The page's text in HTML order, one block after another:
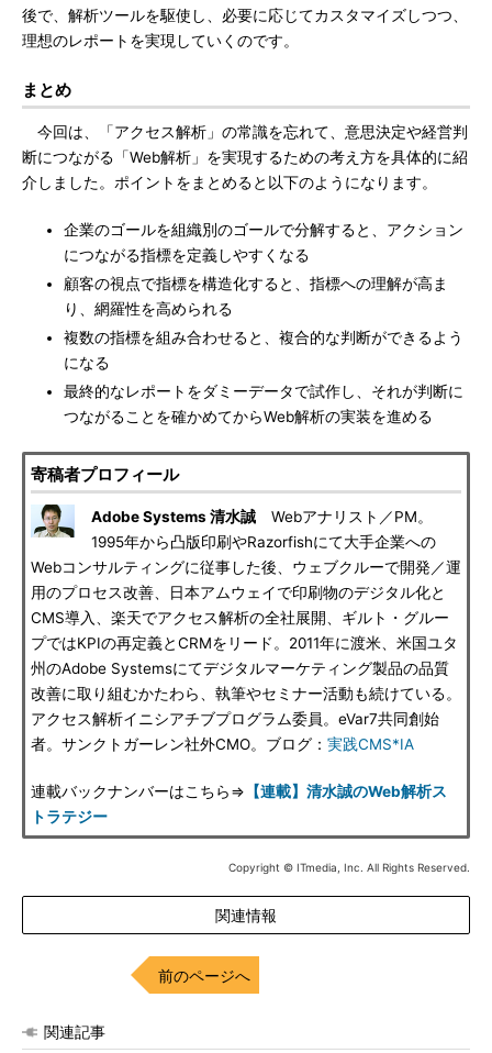
後で、解析ツールを駆使し、必要に応じてカスタマイズしつつ、
理想のレポートを実現していくのです。
まとめ
今回は、「アクセス解析」の常識を忘れて、意思決定や経営判
断につながる「Web解析」を実現するための考え方を具体的に紹
介しました。ポイントをまとめると以下のようになります。
企業のゴールを組織別のゴールで分解すると、アクション
につながる指標を定義しやすくなる
顧客の視点で指標を構造化すると、指標への理解が高ま
り、網羅性を高められる
複数の指標を組み合わせると、複合的な判断ができるよう
になる
最終的なレポートをダミーデータで試作し、それが判断に
つながることを確かめてからWeb解析の実装を進める
寄稿者プロフィール
Adobe Systems 清水誠 Webアナリスト／PM。
1995年から凸版印刷やRazorfishにて大手企業への
Webコンサルティングに従事した後、ウェブクルーで開発／運
用のプロセス改善、日本アムウェイで印刷物のデジタル化と
CMS導入、楽天でアクセス解析の全社展開、ギルト・グルー
プではKPIの再定義とCRMをリード。2011年に渡米、米国ユタ
州のAdobe Systemsにてデジタルマーケティング製品の品質
改善に取り組むかたわら、執筆やセミナー活動も続けている。
アクセス解析イニシアチブプログラム委員。eVar7共同創始
者。サンクトガーレン社外CMO。ブログ： 実践CMS*IA
連載バックナンバーはこちら⇒ 【連載】清水誠のWeb解析ス
トラテジー
Copyright © ITmedia, Inc. All Rights Reserved.
関連情報
前のページへ
関連記事